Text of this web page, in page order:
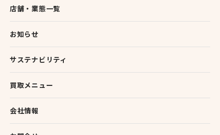
店舗・業態一覧
お知らせ
サステナビリティ
買取メニュー
会社情報